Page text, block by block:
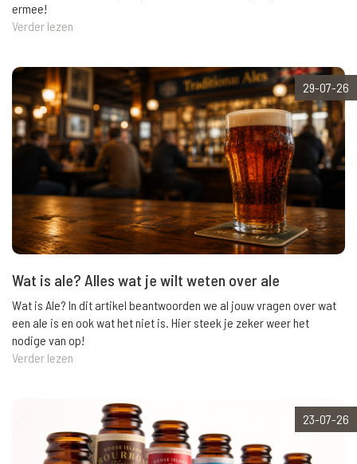
ermee!
Verder lezen
29-07-26
Wat is ale? Alles wat je wilt weten over ale
Wat is Ale? In dit artikel beantwoorden we al jouw vragen over wat
een ale is en ook wat het niet is. Hier steek je zeker weer het
nodige van op!
Verder lezen
23-07-26